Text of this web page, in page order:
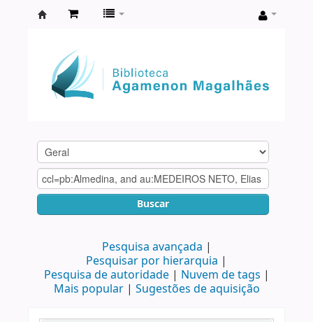
Agamenon
Magalhães
Buscar
Pesquisa avançada
Pesquisar por hierarquia
Pesquisa de autoridade
Nuvem de tags
Mais popular
Sugestões de aquisição